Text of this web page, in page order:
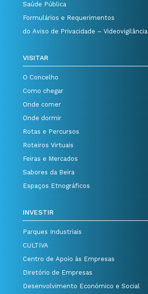
Saúde Pública
Formulários e Requerimentos
do Aviso de Privacidade – Videovigilância
VISITAR
O Concelho
Como chegar
Onde comer
Onde dormir
Rotas e Percursos
Roteiros Virtuais
Feiras e Mercados
Sabores da Beira
Espaços Etnográficos
INVESTIR
Parques Industriais
CULTIVA
Centro de Apoio às Empresas
Diretório de Empresas
Desenvolvimento Económico e Social